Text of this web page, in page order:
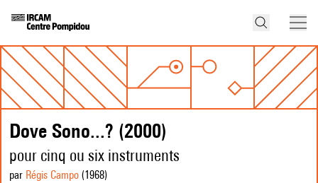
Dove Sono...? (2000)
pour cinq ou six instruments
par Régis Campo (1968)